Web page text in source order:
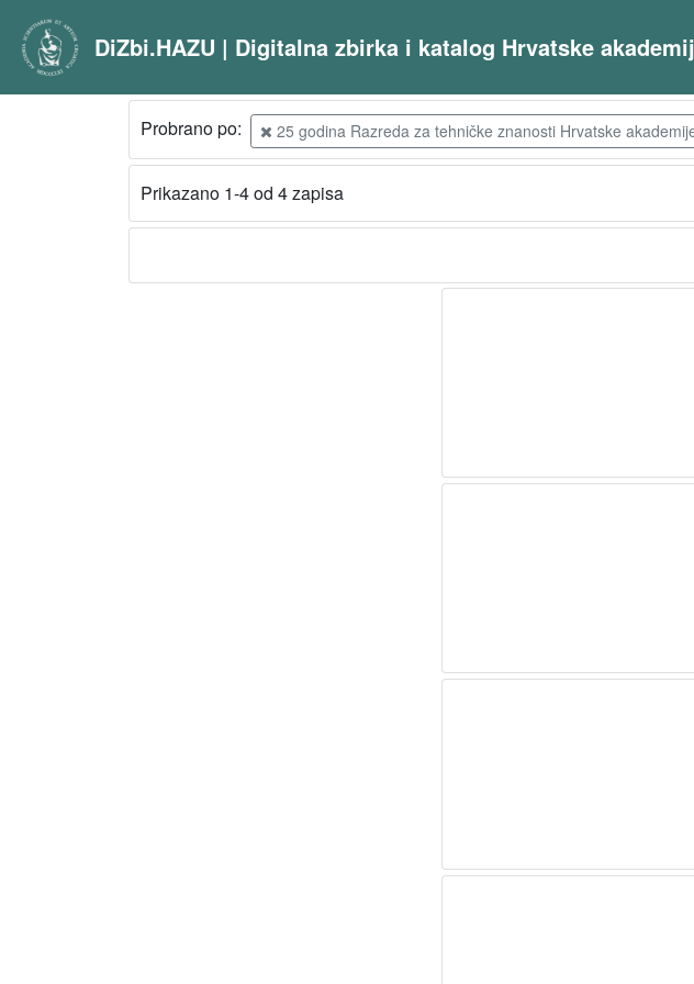
DiZbi.HAZU | Digitalna zbirka i katalog Hrvatske
Probrano po: 25 godina Razreda za tehničke znanosti Hrvatske
Prikazano 1-4 od 4 zapisa